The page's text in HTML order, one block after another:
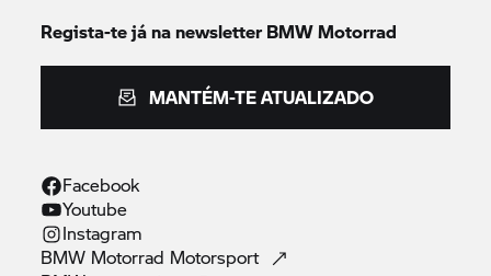
Regista-te já na newsletterBMW Motorrad
MANTÉM-TE ATUALIZADO
Facebook
Youtube
Instagram
BMW Motorrad Motorsport